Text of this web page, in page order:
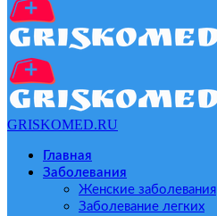
GRISKOMED.RU
Главная
Заболевания
Женские заболевания
Заболевание легких